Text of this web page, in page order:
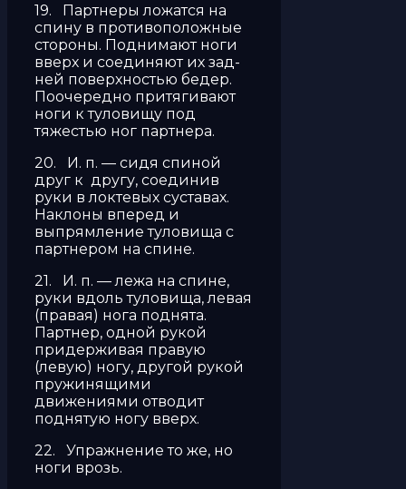
19. Партнеры ложатся на
спину в противоположные
стороны. Поднимают ноги
вверх и соединяют их зад­
ней поверхностью бедер.
Поочередно притягивают
ноги к туловищу под
тяжестью ног партнера.
20. И. п. — сидя спиной
друг к другу, соединив
руки в локтевых суставах.
Наклоны вперед и
выпрямление туловища с
партнером на спине.
21. И. п. — лежа на спине,
руки вдоль туловища, левая
(правая) нога поднята.
Партнер, одной рукой
придерживая правую
(левую) ногу, другой рукой
пружинящими
движениями отводит
поднятую ногу вверх.
22. Упражнение то же, но
ноги врозь.